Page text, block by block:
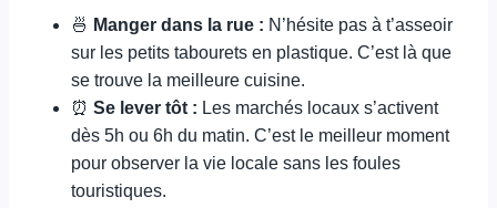
🍜 Manger dans la rue : N’hésite pas à t’asseoir
sur les petits tabourets en plastique. C’est là que
se trouve la meilleure cuisine.
⏰ Se lever tôt : Les marchés locaux s’activent
dès 5h ou 6h du matin. C’est le meilleur moment
pour observer la vie locale sans les foules
touristiques.